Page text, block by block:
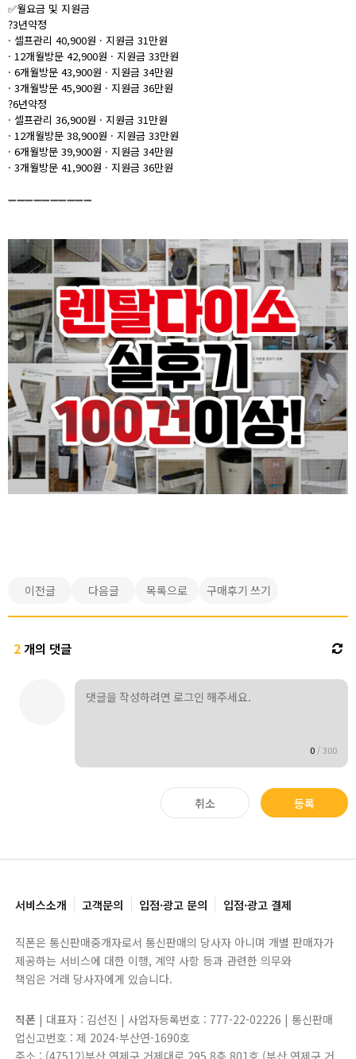
✅월요금 및 지원금
?3년약정
· 셀프관리 40,900원 · 지원금 31만원
· 12개월방문 42,900원 · 지원금 33만원
· 6개월방문 43,900원 · 지원금 34만원
· 3개월방문 45,900원 · 지원금 36만원
?6년약정
· 셀프관리 36,900원 · 지원금 31만원
· 12개월방문 38,900원 · 지원금 33만원
· 6개월방문 39,900원 · 지원금 34만원
· 3개월방문 41,900원 · 지원금 36만원
➖➖➖➖➖➖➖➖➖➖
이전글 다음글 목록으로 구매후기 쓰기
2개의 댓글
0/300
취소 등록
서비스소개 고객문의 입점·광고 문의 입점·광고 결제
직폰은 통신판매중개자로서 통신판매의 당사자 아니며 개별 판매자가
제공하는 서비스에 대한 이행, 계약 사항 등과 관련한 의무와
책임은 거래 당사자에게 있습니다.
직폰 | 대표자 : 김선진 | 사업자등록번호 : 777-22-02226 | 통신판매
업신고번호 : 제 2024-부산연-1690호
주소 : (47512)부산 연제구 거제대로 295 8층 801호 (부산 연제구 거